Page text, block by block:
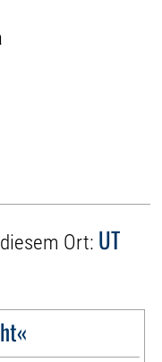
Ort: UT